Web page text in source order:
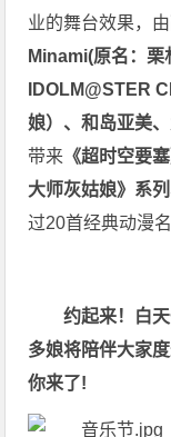
业的舞台效果，由
Minami(原名：栗
IDOLM@STER
娘）、和岛亚美
带来 《超时空要
大师灰姑娘》系
过20首经典动漫
约起来！白
多娘将陪伴大家
你来了!